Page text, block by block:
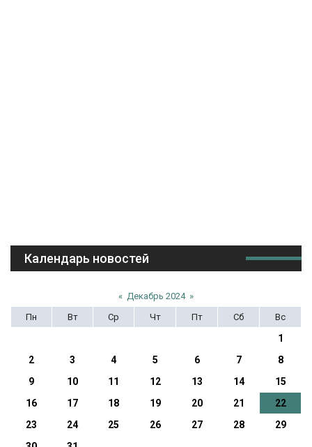
Календарь новостей
« Декабрь 2024 »
Пн
Вт Ср Чт Пт Сб Вс
1
2
3 4 5 6 7
8
9
10 11 12 13 14
15
16
17 18 19 20 21
22
23
24 25 26 27 28
29